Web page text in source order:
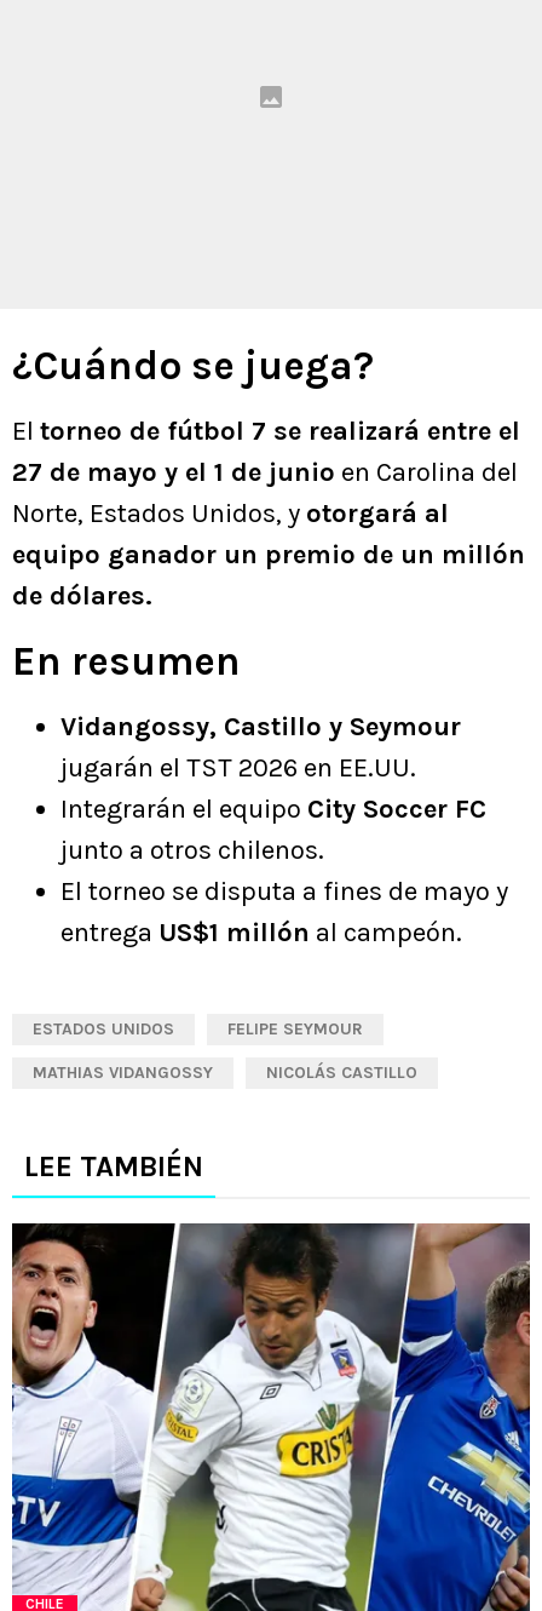
¿Cuándo se juega?
El torneo de fútbol 7 se realizará entre el
27 de mayo y el 1 de junio en Carolina del
Norte, Estados Unidos, y otorgará al
equipo ganador un premio de un millón
de dólares.
En resumen
Vidangossy, Castillo y Seymour
jugarán el TST 2026 en EE.UU.
Integrarán el equipo City Soccer FC
junto a otros chilenos.
El torneo se disputa a fines de mayo y
entrega US$1 millón al campeón.
ESTADOS UNIDOS FELIPE SEYMOUR
MATHIAS VIDANGOSSY NICOLÁS CASTILLO
LEE TAMBIÉN
CHILE